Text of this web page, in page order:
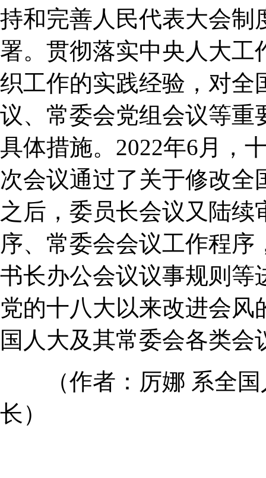
持和完善人民代表大会制
署。贯彻落实中央人大工
织工作的实践经验，对全
议、常委会党组会议等重
具体措施。2022年6月，
次会议通过了关于修改
之后，委员长会议又陆
序、常委会会议工作程
书长办公会议议事规则等
党的十八大以来改进会
国人大及其常委会各类会
（作者：厉娜 系全国
长）